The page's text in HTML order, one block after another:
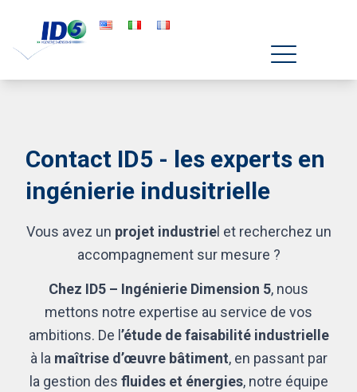
Contact ID5 - les experts en
ingénierie indusitrielle
Vous avez un projet industriel et recherchez un
accompagnement sur mesure ?
Chez ID5 – Ingénierie Dimension 5, nous
mettons notre expertise au service de vos
ambitions. De l ’étude de faisabilité industrielle
à la maîtrise d’œuvre bâtiment, en passant par
la gestion des fluides et énergies, notre équipe